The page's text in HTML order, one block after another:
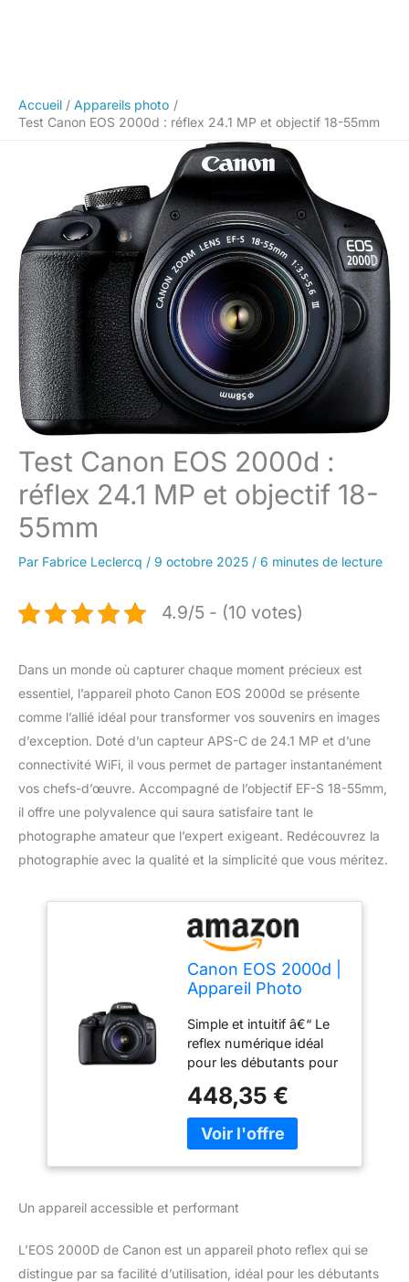
Accueil
Appareils photo
Test Canon EOS 2000d : réflex 24.1 MP et objectif 18-55mm
Test Canon EOS 2000d :
réflex 24.1 MP et objectif 18-
55mm
Par Fabrice Leclercq / 9 octobre 2025 / 6 minutes de lecture
4.9/5 - (10 votes)
Dans un monde où capturer chaque moment précieux est
essentiel, l’appareil photo Canon EOS 2000d se présente
comme l’allié idéal pour transformer vos souvenirs en images
d’exception. Doté d’un capteur APS-C de 24.1 MP et d’une
connectivité WiFi, il vous permet de partager instantanément
vos chefs-d’œuvre. Accompagné de l’objectif EF-S 18-55mm,
il offre une polyvalence qui saura satisfaire tant le
photographe amateur que l’expert exigeant. Redécouvrez la
photographie avec la qualité et la simplicité que vous méritez.
Canon EOS 2000d |
Appareil Photo
24.1 MP, WiFi, Full
HD) + Objectif EF-S
18-55mm f/3,5-5,6
DC III, Noir
Simple et intuitif â€“ Le
reflex numérique idéal
pour les débutants pour
souvenirs avec un flou
d'arrière-plan attrayant
Créativité simple :
mode créatif
pour une finition unique,
il existe de nombreux
448,35 €
Un appareil accessible et performant
L’EOS 2000D de Canon est un appareil photo reflex qui se
distingue par sa facilité d’utilisation, idéal pour les débutants